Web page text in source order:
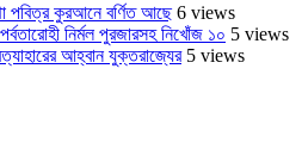
পবিত্র কুরআনে বর্ণিত আছে 6 views
নির্মল ‍পুরজারসহ নিখোঁজ ১০ 5 views
আহ্বান যুক্তরাজ্যের 5 views